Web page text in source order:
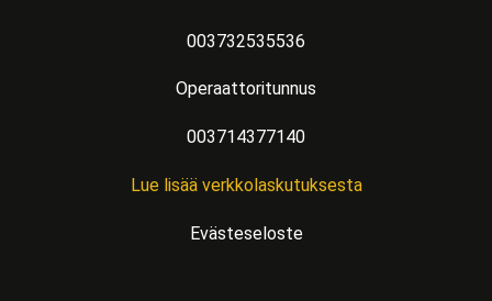
003732535536
Operaattoritunnus
003714377140
Lue lisää verkkolaskutuksesta
Evästeseloste